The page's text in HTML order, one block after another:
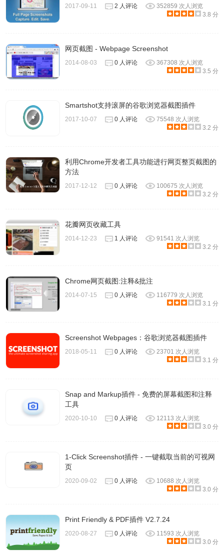
2017-09-11 2 人评论
352859 次人浏览
3.8 分
网页截图 - Webpage Screenshot
2014-08-03 0 人评论
367308 次人浏览
3.5 分
Smartshot支持滚屏的谷歌浏览器截图插件
2017-10-07 0 人评论
75548 次人浏览
3.2 分
利用Chrome开发者工具功能进行网页整页截图的
方法
2017-12-12 0 人评论
100675 次人浏览
3.2 分
花瓣网页收藏工具
2014-12-23 1 人评论
91541 次人浏览
3.2 分
Chrome网页截图:注释&批注
2014-07-15 0 人评论
116779 次人浏览
3.1 分
Screenshot Webpages：谷歌浏览器截图插件
2018-05-11 0 人评论
23701 次人浏览
3.1 分
Snap and Markup插件 - 免费的屏幕截图和注释
工具
2020-10-10 0 人评论
12113 次人浏览
3.0 分
1-Click Screenshot插件 - 一键截取当前的可视网
页
2020-09-02 0 人评论
10688 次人浏览
3.0 分
Print Friendly & PDF插件 V2.7.24
2020-08-27 0 人评论
11593 次人浏览
3.0 分